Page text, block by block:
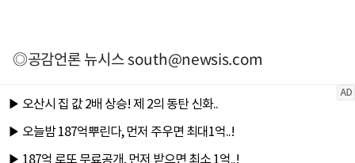
◎공감언론 뉴시스south@newsis.com